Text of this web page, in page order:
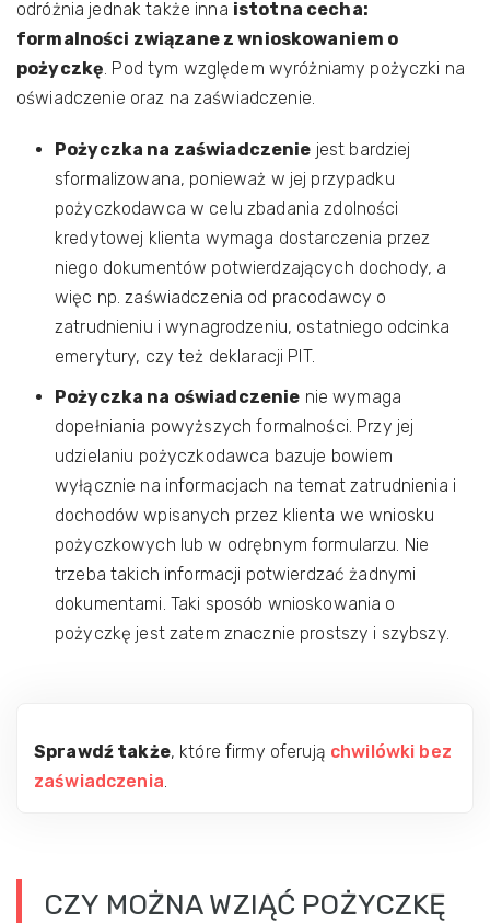
odróżnia jednak także inna istotna cecha:
formalności związane z wnioskowaniem o
pożyczkę. Pod tym względem wyróżniamy pożyczki na
oświadczenie oraz na zaświadczenie.
Pożyczka na zaświadczenie jest bardziej
sformalizowana, ponieważ w jej przypadku
pożyczkodawca w celu zbadania zdolności
kredytowej klienta wymaga dostarczenia przez
niego dokumentów potwierdzających dochody, a
więc np. zaświadczenia od pracodawcy o
zatrudnieniu i wynagrodzeniu, ostatniego odcinka
emerytury, czy też deklaracji PIT.
Pożyczka na oświadczenie nie wymaga
dopełniania powyższych formalności. Przy jej
udzielaniu pożyczkodawca bazuje bowiem
wyłącznie na informacjach na temat zatrudnienia i
dochodów wpisanych przez klienta we wniosku
pożyczkowych lub w odrębnym formularzu. Nie
trzeba takich informacji potwierdzać żadnymi
dokumentami. Taki sposób wnioskowania o
pożyczkę jest zatem znacznie prostszy i szybszy.
Sprawdź także, które firmy oferują chwilówki bez
zaświadczenia.
CZY MOŻNA WZIĄĆ POŻYCZKĘ